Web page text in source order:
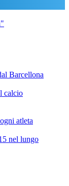
Barcellona
calcio
atleta
nel lungo